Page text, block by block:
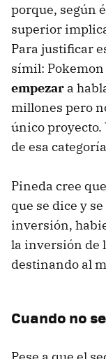
porque, según
superior
Para justificar
símil: Pokemon
empezar a
millones pero
único proyecto.
de esa
Pineda cree
que se dice y
inversión,
la inversión de
destinando al
Cuando no